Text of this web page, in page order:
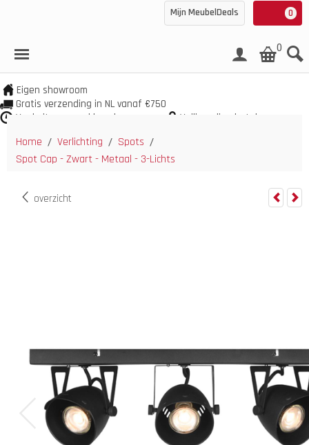
0
Mijn MeubelDeals
0
Eigen showroom
Gratis verzending in NL vanaf €750
Veel uit voorraad leverbaar
Veilig online betalen
Home / Verlichting / Spots /
Spot Cap - Zwart - Metaal - 3-Lichts
overzicht